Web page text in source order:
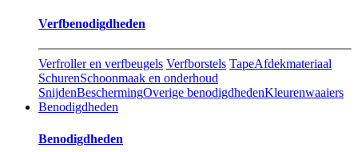
Verfbenodigdheden
Verfroller en verfbeugels Verfborstels TapeAfdekmateriaal
SchurenSchoonmaak en onderhoud
SnijdenBeschermingOverige benodigdhedenKleurenwaaiers
Benodigdheden
Benodigdheden